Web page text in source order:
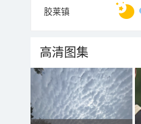
胶莱镇
高清图集